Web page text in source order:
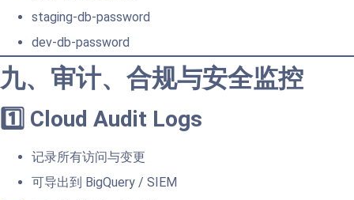
staging-db-password
dev-db-password
九、审计、合规与安全监控
1️⃣ Cloud Audit Logs
记录所有访问与变更
可导出到 BigQuery / SIEM